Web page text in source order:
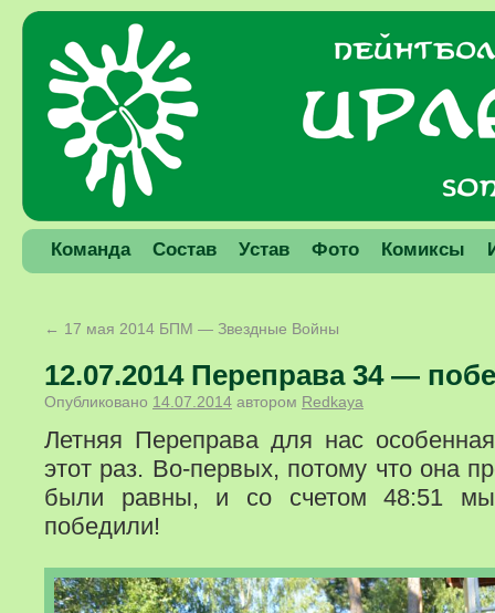
Команда Состав Устав Фото Комиксы
← 17 мая 2014 БПМ — Звездные Войны
12.07.2014 Переправа 34 —
Опубликовано 14.07.2014 автором Redkaya
Летняя Переправа для нас
этот раз. Во-первых, потому что она
были равны, и со счетом 48:51 мы
победили!